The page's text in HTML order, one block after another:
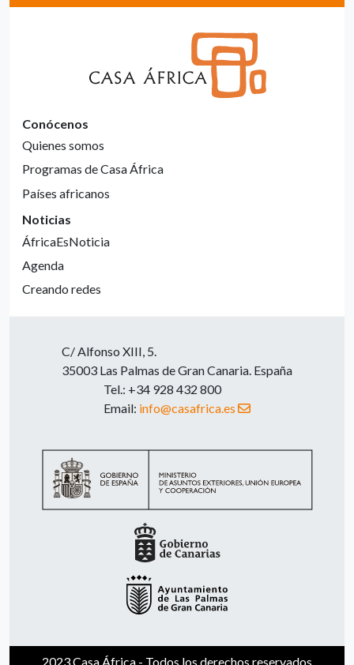
Conócenos
Quienes somos
Programas de Casa África
Países africanos
Noticias
ÁfricaEsNoticia
Agenda
Creando redes
C/ Alfonso XIII, 5.
35003 Las Palmas de Gran Canaria. España
Tel.: +34 928 432 800
Email: info@casafrica.es
2023 Casa África - Todos los derechos reservados